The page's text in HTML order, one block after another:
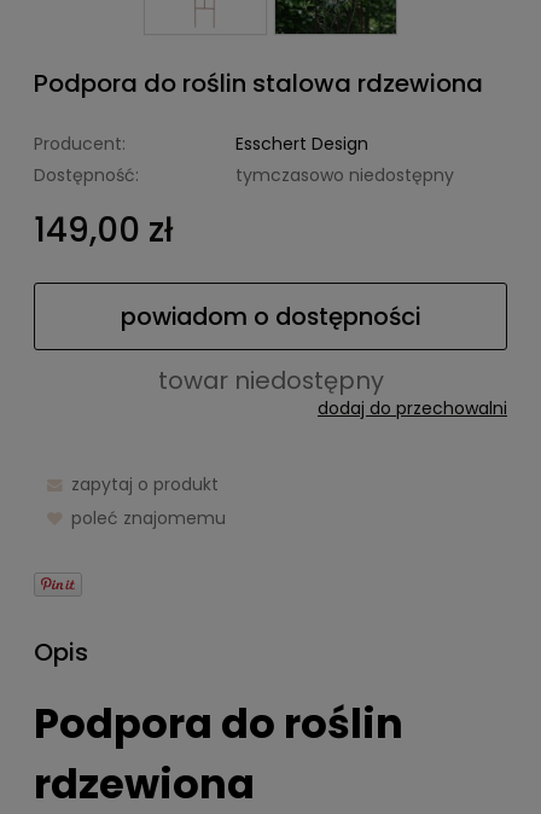
Podpora do roślin stalowa rdzewiona
Producent:
Esschert Design
Dostępność:
tymczasowo niedostępny
149,00 zł
powiadom o dostępności
towar niedostępny
dodaj do przechowalni
zapytaj o produkt
poleć znajomemu
Opis
Podpora do roślin
rdzewiona